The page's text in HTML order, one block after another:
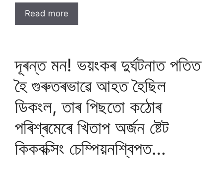
Read more
দূৰন্ত মন! ভয়ংকৰ দুৰ্ঘটনাত পতিত
হৈ গুৰুতৰভাৱে আহত হৈছিল
ডিকংল, তাৰ পিছতো কঠোৰ
পৰিশ্ৰমেৰে খিতাপ অৰ্জন ষ্টেট
কিকবক্সিং চেম্পিয়নশ্বিপত…